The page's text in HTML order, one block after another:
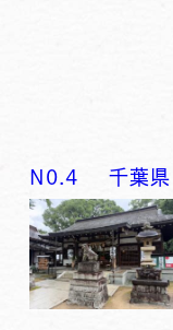
N0.4 千葉県